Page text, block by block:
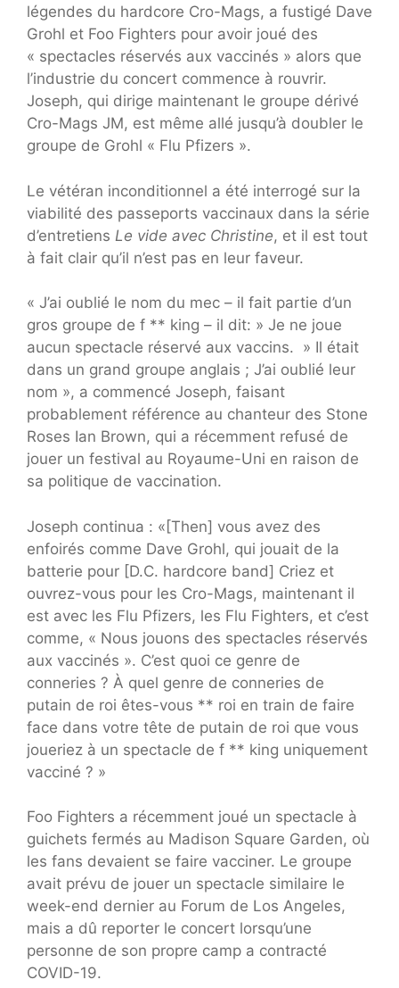
légendes du hardcore Cro-Mags, a fustigé Dave
Grohl et Foo Fighters pour avoir joué des
« spectacles réservés aux vaccinés » alors que
l’industrie du concert commence à rouvrir.
Joseph, qui dirige maintenant le groupe dérivé
Cro-Mags JM, est même allé jusqu’à doubler le
groupe de Grohl « Flu Pfizers ».
Le vétéran inconditionnel a été interrogé sur la
viabilité des passeports vaccinaux dans la série
d’entretiens Le vide avec Christine, et il est tout
à fait clair qu’il n’est pas en leur faveur.
« J’ai oublié le nom du mec – il fait partie d’un
gros groupe de f ** king – il dit: » Je ne joue
aucun spectacle réservé aux vaccins. » Il était
dans un grand groupe anglais ; J’ai oublié leur
nom », a commencé Joseph, faisant
probablement référence au chanteur des Stone
Roses Ian Brown, qui a récemment refusé de
jouer un festival au Royaume-Uni en raison de
sa politique de vaccination.
Joseph continua : «[Then] vous avez des
enfoirés comme Dave Grohl, qui jouait de la
batterie pour [D.C. hardcore band] Criez et
ouvrez-vous pour les Cro-Mags, maintenant il
est avec les Flu Pfizers, les Flu Fighters, et c’est
comme, « Nous jouons des spectacles réservés
aux vaccinés ». C’est quoi ce genre de
conneries ? À quel genre de conneries de
putain de roi êtes-vous ** roi en train de faire
face dans votre tête de putain de roi que vous
joueriez à un spectacle de f ** king uniquement
vacciné ? »
Foo Fighters a récemment joué un spectacle à
guichets fermés au Madison Square Garden, où
les fans devaient se faire vacciner. Le groupe
avait prévu de jouer un spectacle similaire le
week-end dernier au Forum de Los Angeles,
mais a dû reporter le concert lorsqu’une
personne de son propre camp a contracté
COVID-19.